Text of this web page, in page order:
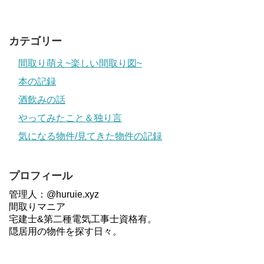
カテゴリー
間取り萌え~楽しい間取り図~
本の記録
酒飲みの話
やってみたこと＆独り言
気になる物件/見てきた物件の記録
プロフィール
管理人：@huruie.xyz
間取りマニア
宅建士&第二種電気工事士資格有。
隠居用の物件を探す日々。